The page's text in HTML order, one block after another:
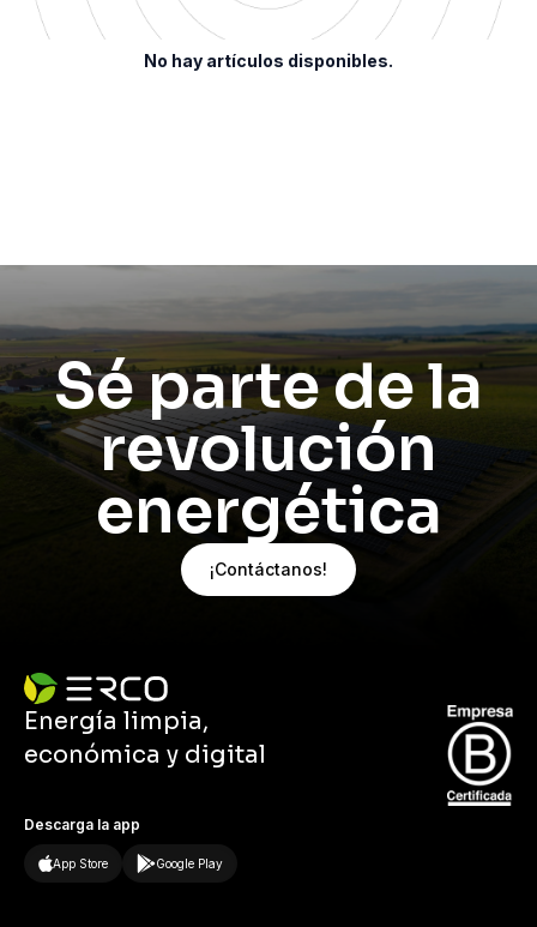
No hay artículos disponibles.
Sé parte de la
revolución
energética
¡Contáctanos!
Energía limpia,
económica y digital
Descarga la app
App Store Google Play